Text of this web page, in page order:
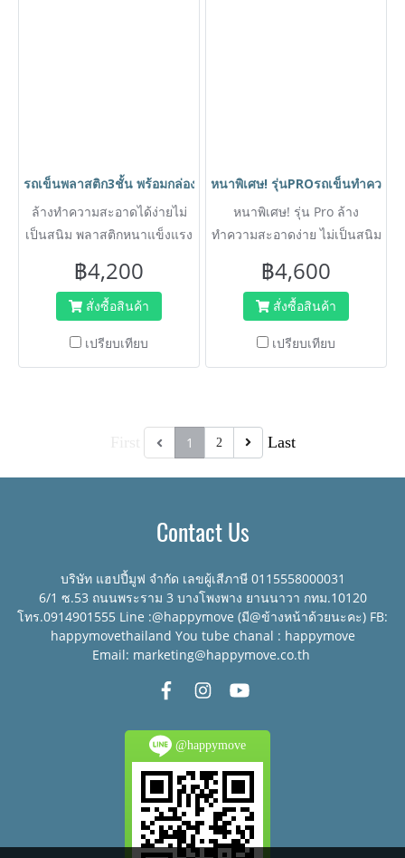
รถเข็นพลาสติก3ชั้น พร้อมกล่องใส่ช้อน-ส้อม,รถเข็นเก็บจานร้านอาหา
ล้างทำความสะอาดได้ง่ายไม่
เป็นสนิม พลาสติกหนาแข็งแรง
฿4,200
สั่งซื้อสินค้า
เปรียบเทียบ
หนาพิเศษ! รุ่นPROรถเข็นทำความ
หนาพิเศษ! รุ่น Pro ล้าง
ทำความสะอาดง่าย ไม่เป็นสนิม
รณ์เยอะๆและหนัก ช่วยให้
เบาแรงได้
฿4,600
สั่งซื้อสินค้า
เปรียบเทียบ
1 2 Last
Contact Us
บริษัท แฮปปี้มูฟ จำกัด เลขผู้เสีภาษี 0115558000031
6/1 ซ.53 ถนนพระราม 3 บางโพงพาง ยานนาวา กทม.10120
โทร.0914901555 Line :@happymove (มี@ข้างหน้าด้วยนะคะ) FB:
happymovethailand You tube chanal : happymove
Email: marketing@happymove.co.th
@happymove